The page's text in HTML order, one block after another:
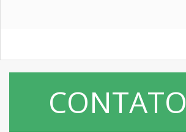
CONTATO